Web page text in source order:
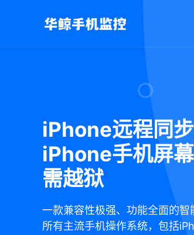
iPhone远程同
iPhone手机屏
需越狱
一款兼容性极强、功能全面的
所有主流手机操作系统，包括